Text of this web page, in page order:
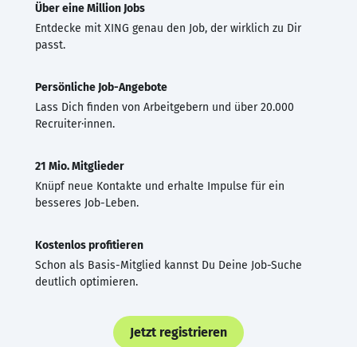
Über eine Million Jobs
Entdecke mit XING genau den Job, der wirklich zu Dir
passt.
Persönliche Job-Angebote
Lass Dich finden von Arbeitgebern und über 20.000
Recruiter·innen.
21 Mio. Mitglieder
Knüpf neue Kontakte und erhalte Impulse für ein
besseres Job-Leben.
Kostenlos profitieren
Schon als Basis-Mitglied kannst Du Deine Job-Suche
deutlich optimieren.
Jetzt registrieren